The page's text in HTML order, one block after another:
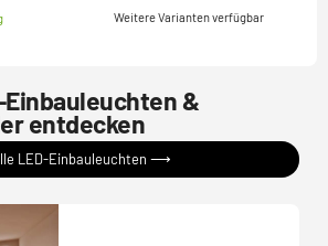
Weitere Varianten verfügbar
&
entdecken
LED-Einbauleuchten ⟶